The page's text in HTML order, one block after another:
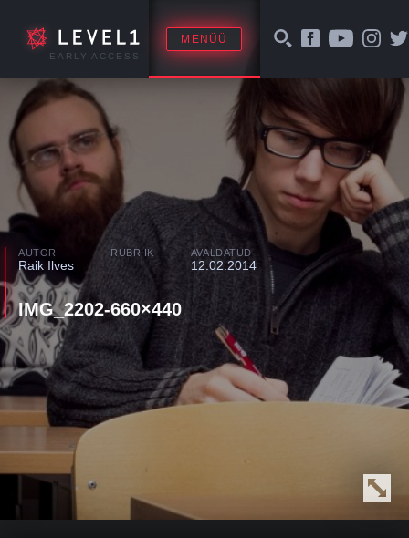
EARLY ACCESS
MENÜÜ
AUTOR
Raik Ilves
RUBRIIK AVALDATUD
12.02.2014
IMG_2202-660×440